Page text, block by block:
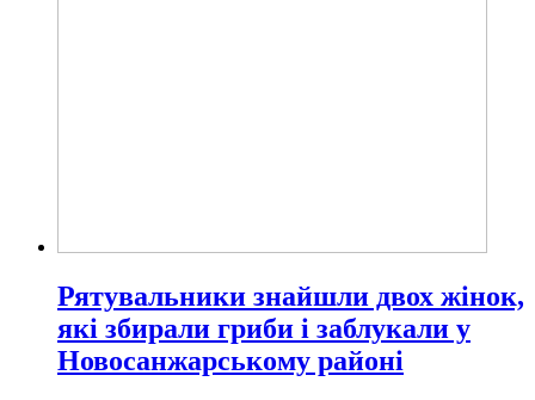
Рятувальники знайшли двох жінок,
які збирали гриби і заблукали у
Новосанжарському районі